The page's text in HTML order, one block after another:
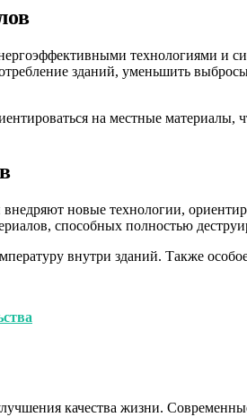
технологиями и
зданий, уменьшить
на местные материалы,
новые технологии,
способных полностью
внутри зданий. Также
качества жизни.